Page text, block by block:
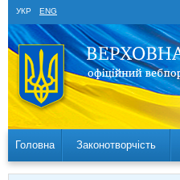
УКР ENG
Головна Законотворчість